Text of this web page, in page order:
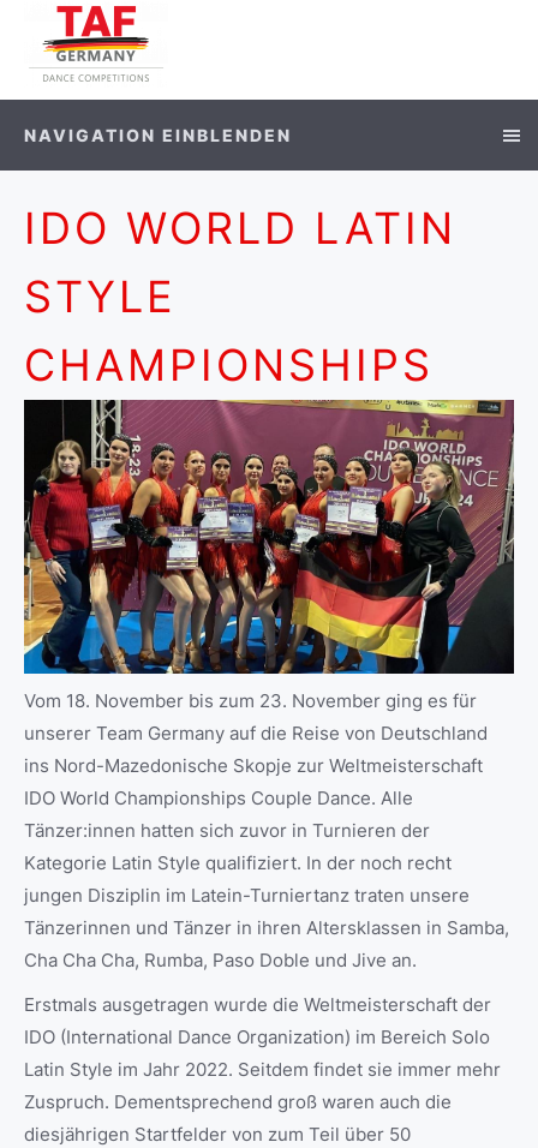
NAVIGATION EINBLENDEN
IDO WORLD LATIN
STYLE
CHAMPIONSHIPS
Vom 18. November bis zum 23. November ging es für
unserer Team Germany auf die Reise von Deutschland
ins Nord-Mazedonische Skopje zur Weltmeisterschaft
IDO World Championships Couple Dance. Alle
Tänzer:innen hatten sich zuvor in Turnieren der
Kategorie Latin Style qualifiziert. In der noch recht
jungen Disziplin im Latein-Turniertanz traten unsere
Tänzerinnen und Tänzer in ihren Altersklassen in Samba,
Cha Cha Cha, Rumba, Paso Doble und Jive an.
Erstmals ausgetragen wurde die Weltmeisterschaft der
IDO (International Dance Organization) im Bereich Solo
Latin Style im Jahr 2022. Seitdem findet sie immer mehr
Zuspruch. Dementsprechend groß waren auch die
diesjährigen Startfelder von zum Teil über 50